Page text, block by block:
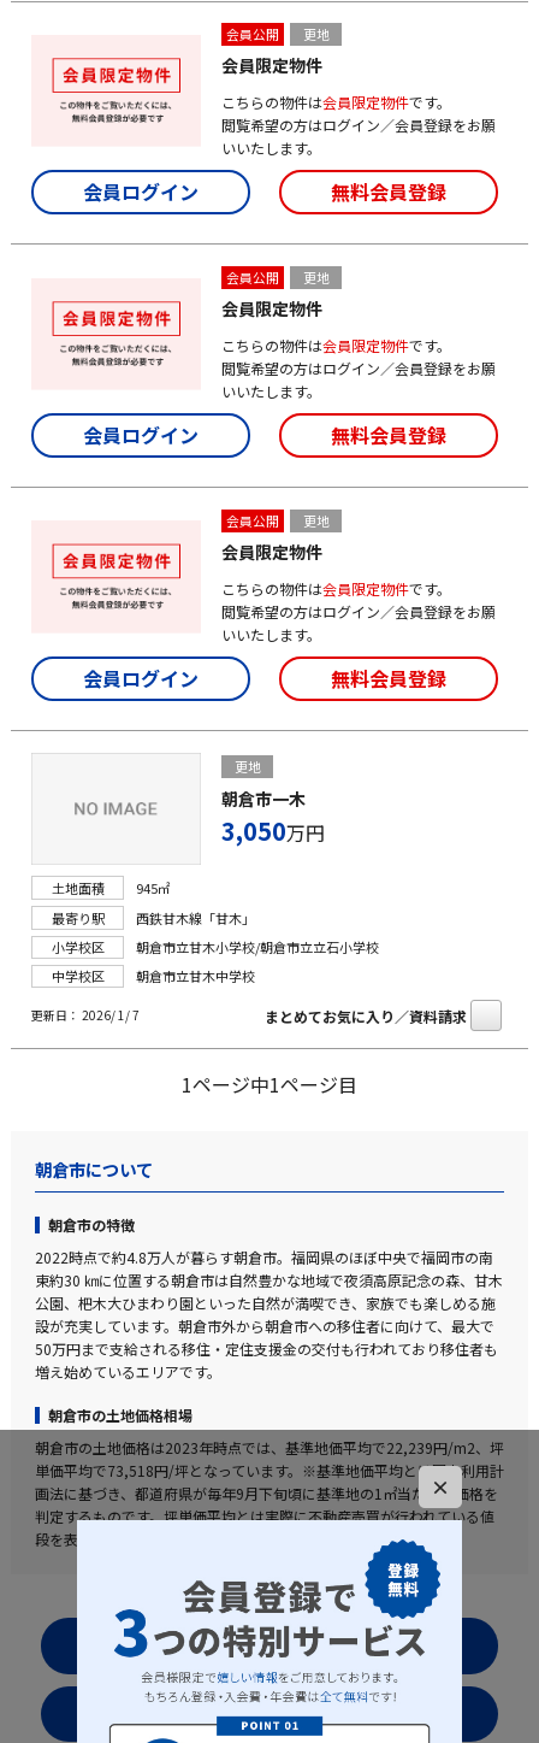
会員公開 更地
会員限定物件
こちらの物件は会員限定物件です。
閲覧希望の方はログイン／会員登録をお願
いいたします。
会員ログイン 無料会員登録
会員公開 更地
会員限定物件
こちらの物件は会員限定物件です。
閲覧希望の方はログイン／会員登録をお願
いいたします。
会員ログイン 無料会員登録
会員公開 更地
会員限定物件
こちらの物件は会員限定物件です。
閲覧希望の方はログイン／会員登録をお願
いいたします。
会員ログイン 無料会員登録
更地
朝倉市一木
3,050万円
土地面積
945㎡
最寄り駅
西鉄甘木線「甘木」
小学校区
朝倉市立甘木小学校/朝倉市立立石小学校
中学校区
朝倉市立甘木中学校
更新日： 2026/ 1/ 7 まとめてお気に入り／資料請求
1ページ中1ページ目
朝倉市について
朝倉市の特徴
2022時点で約4.8万人が暮らす朝倉市。福岡県のほぼ中央で福岡市の南
東約30 ㎞に位置する朝倉市は自然豊かな地域で夜須高原記念の森、甘木
公園、杷木大ひまわり園といった自然が満喫でき、家族でも楽しめる施
設が充実しています。朝倉市外から朝倉市への移住者に向けて、最大で
50万円まで支給される移住・定住支援金の交付も行われており移住者も
増え始めているエリアです。
朝倉市の土地価格相場
朝倉市の土地価格は2023年時点では、基準地価平均で22,239円/m2、坪
単価平均で73,518円/坪となっています。※基準地価平均とは国土利用計
画法に基づき、都道府県が毎年9月下旬頃に基準地の1㎡当たりの価格を
判定するものです。坪単価平均とは実際に不動産売買が行われている値
段を表した実勢値となります。
お気に入りリストを見る
×